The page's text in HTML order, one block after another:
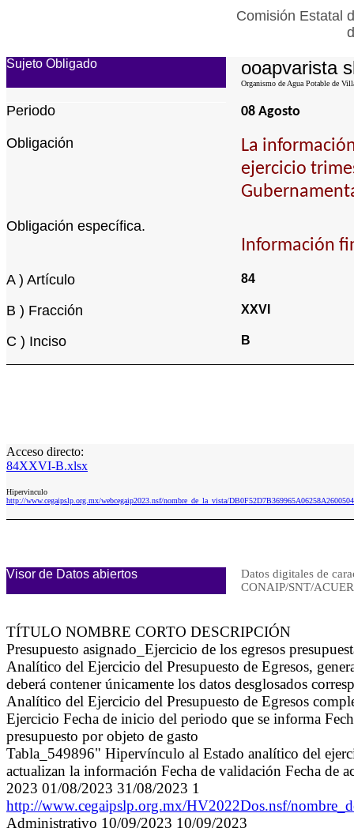
Comisión Estatal
Sujeto Obligado ooapvarista
Organismo de Agua Potable de
Periodo 08 Agosto
Obligación
La
ejercicio
Obligación específica.
Información
A ) Artículo 84
B ) Fracción XXVI
C ) Inciso B
Acceso directo:
84XXVI-B.xlsx
Hipervinculo
http://www.cegaipslp.org.mx/webcegaip2023.nsf/nombre_de_la_vista/
Visor de Datos abiertos
Datos digitales de
CONAIP/SNT/
TÍTULO NOMBRE CORTO DESCRIPCIÓN
Presupuesto asignado_Ejercicio de los egresos
Analítico del Ejercicio del Presupuesto de Egresos,
deberá contener únicamente los datos desglosados
Analítico del Ejercicio del Presupuesto de Egresos
Ejercicio Fecha de inicio del periodo que se informa
presupuesto por objeto de gasto
Tabla_549896" Hipervínculo al Estado analítico del
actualizan la información Fecha de validación Fecha de
2023 01/08/2023 31/08/2023 1
http://www.cegaipslp.org.mx/HV2022Dos.nsf/
Administrativo 10/09/2023 10/09/2023